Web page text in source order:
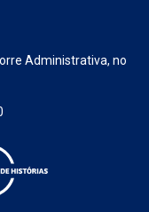
Administrativa, no